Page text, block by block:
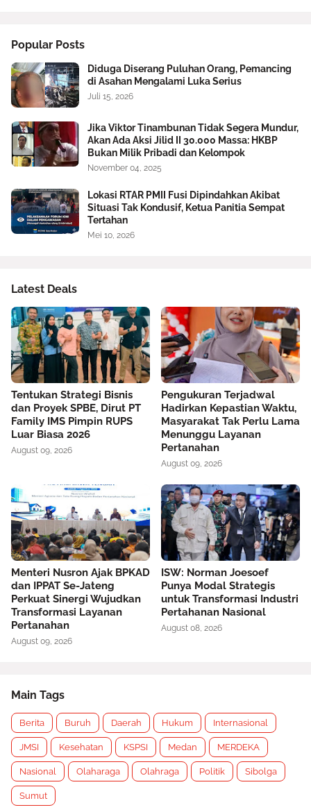
Popular Posts
Diduga Diserang Puluhan Orang, Pemancing
di Asahan Mengalami Luka Serius
Juli 15, 2026
Jika Viktor Tinambunan Tidak Segera Mundur,
Akan Ada Aksi Jilid II 30.000 Massa: HKBP
Bukan Milik Pribadi dan Kelompok
November 04, 2025
Lokasi RTAR PMII Fusi Dipindahkan Akibat
Situasi Tak Kondusif, Ketua Panitia Sempat
Tertahan
Mei 10, 2026
Latest Deals
Tentukan Strategi Bisnis
dan Proyek SPBE, Dirut PT
Family IMS Pimpin RUPS
Luar Biasa 2026
August 09, 2026
Pengukuran Terjadwal
Hadirkan Kepastian Waktu,
Masyarakat Tak Perlu Lama
Menunggu Layanan
Pertanahan
August 09, 2026
Menteri Nusron Ajak BPKAD
dan IPPAT Se-Jateng
Perkuat Sinergi Wujudkan
Transformasi Layanan
Pertanahan
August 09, 2026
ISW: Norman Joesoef
Punya Modal Strategis
untuk Transformasi Industri
Pertahanan Nasional
August 08, 2026
Main Tags
Berita Buruh Daerah Hukum Internasional
JMSI Kesehatan KSPSI Medan MERDEKA
Nasional Olaharaga Olahraga Politik Sibolga
Sumut